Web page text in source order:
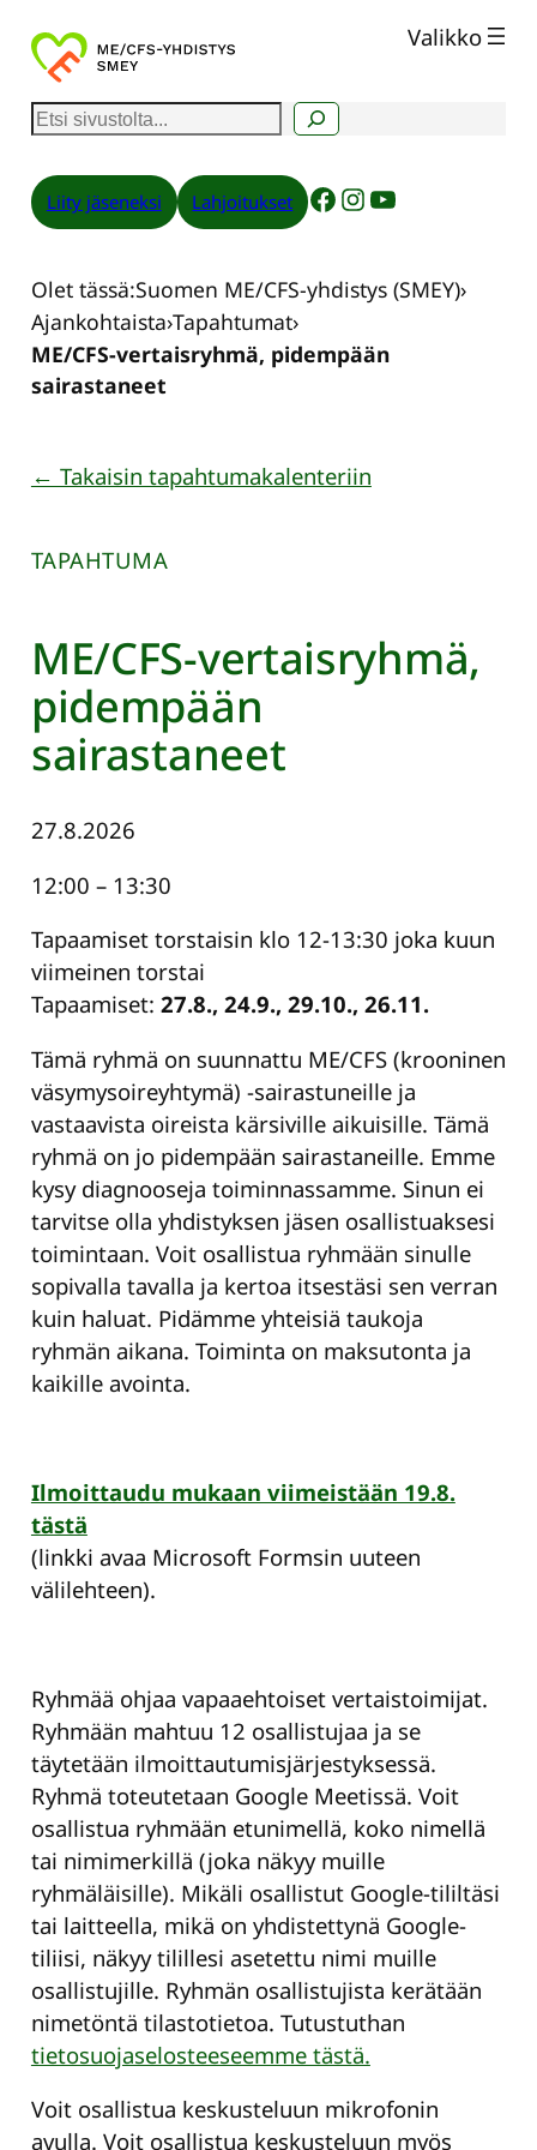
Siirry
sisältöön
E
s
i Liity jäseneksi Lahjoitukset Facebook InstagramYouTube
Valikko
Olet tässä:Suomen ME/CFS-yhdistys (SMEY)›
Ajankohtaista›Tapahtumat›
ME/CFS-vertaisryhmä, pidempään
sairastaneet
← Takaisin tapahtumakalenteriin
TAPAHTUMA
ME/CFS-vertaisryhmä,
pidempään
sairastaneet
27.8.2026
12:00 – 13:30
Tapaamiset torstaisin klo 12-13:30 joka kuun
viimeinen torstai
Tapaamiset: 27.8., 24.9., 29.10., 26.11.
Tämä ryhmä on suunnattu ME/CFS (krooninen
väsymysoireyhtymä) -sairastuneille ja
vastaavista oireista kärsiville aikuisille. Tämä
ryhmä on jo pidempään sairastaneille. Emme
kysy diagnooseja toiminnassamme. Sinun ei
tarvitse olla yhdistyksen jäsen osallistuaksesi
toimintaan. Voit osallistua ryhmään sinulle
sopivalla tavalla ja kertoa itsestäsi sen verran
kuin haluat. Pidämme yhteisiä taukoja
ryhmän aikana. Toiminta on maksutonta ja
kaikille avointa.
Ilmoittaudu mukaan viimeistään 19.8.
tästä
(linkki avaa Microsoft Formsin uuteen
välilehteen).
Ryhmää ohjaa vapaaehtoiset vertaistoimijat.
Ryhmään mahtuu 12 osallistujaa ja se
täytetään ilmoittautumisjärjestyksessä.
Ryhmä toteutetaan Google Meetissä. Voit
osallistua ryhmään etunimellä, koko nimellä
tai nimimerkillä (joka näkyy muille
ryhmäläisille). Mikäli osallistut Google-tililtäsi
tai laitteella, mikä on yhdistettynä Google-
tiliisi, näkyy tilillesi asetettu nimi muille
osallistujille. Ryhmän osallistujista kerätään
nimetöntä tilastotietoa. Tutustuthan
tietosuojaselosteeseemme tästä.
Voit osallistua keskusteluun mikrofonin
avulla. Voit osallistua keskusteluun myös